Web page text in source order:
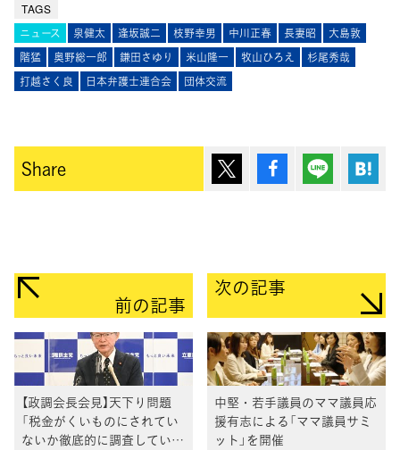
TAGS
ニュース 泉健太 逢󠄀坂誠二 枝野幸男 中川正春 長妻昭
大島敦
階猛
奥野総一郎 鎌田さゆり 米山隆一 牧山ひろえ
杉尾秀哉
打越さく良
日本弁護士連合会 団体交流
Share ポスト シェア Lineで送
前の記事
【政調会長会見】天下り問題
「税金がくいものにされてい
ないか徹底的に調査してい
次の記事
中堅・若手議員のママ議員応
援有志による「ママ議員サミ
ット」を開催